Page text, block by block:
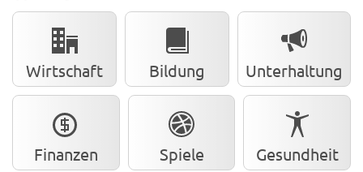
Wirtschaft Bildung Unterhaltung
Finanzen Spiele Gesundheit